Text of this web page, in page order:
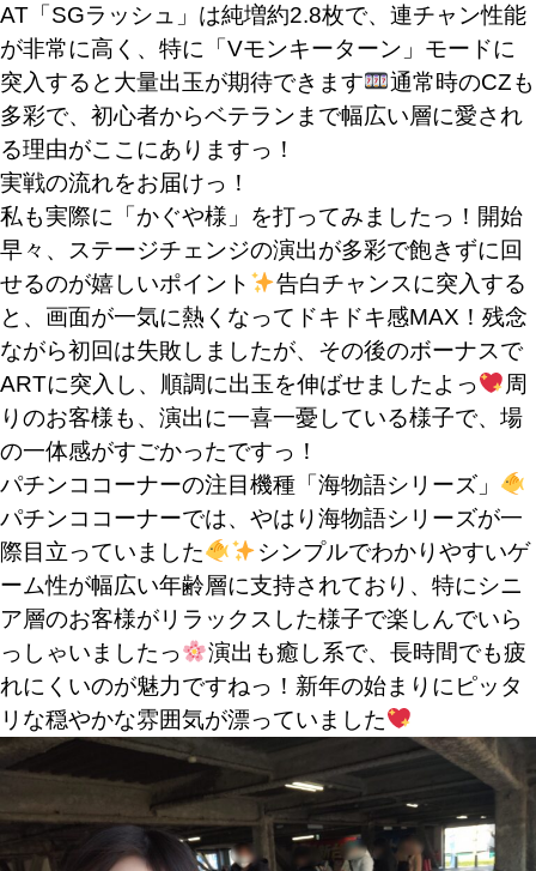
AT「SGラッシュ」は純増約2.8枚で、連チャン性能
が非常に高く、特に「Vモンキーターン」モードに
突入すると大量出玉が期待できます
通常時のCZも
多彩で、初心者からベテランまで幅広い層に愛され
る理由がここにありますっ！
実戦の流れをお届けっ！
私も実際に「かぐや様」を打ってみましたっ！開始
早々、ステージチェンジの演出が多彩で飽きずに回
せるのが嬉しいポイント
告白チャンスに突入する
と、画面が一気に熱くなってドキドキ感MAX！残念
ながら初回は失敗しましたが、その後のボーナスで
ARTに突入し、順調に出玉を伸ばせましたよっ
周
りのお客様も、演出に一喜一憂している様子で、場
の一体感がすごかったですっ！
パチンココーナーの注目機種「海物語シリーズ」
パチンココーナーでは、やはり海物語シリーズが一
際目立っていました
シンプルでわかりやすいゲ
ーム性が幅広い年齢層に支持されており、特にシニ
ア層のお客様がリラックスした様子で楽しんでいら
っしゃいましたっ
演出も癒し系で、長時間でも疲
れにくいのが魅力ですねっ！新年の始まりにピッタ
リな穏やかな雰囲気が漂っていました